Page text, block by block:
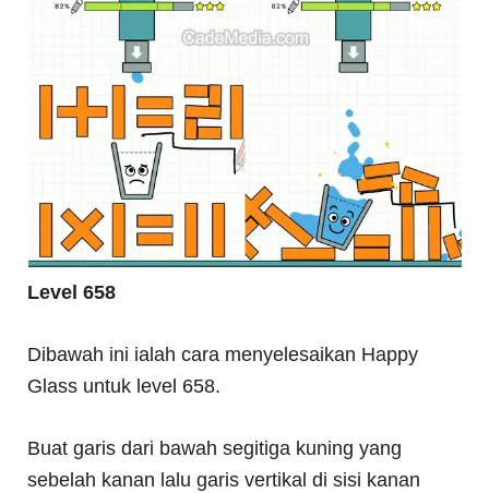
Level 658
Dibawah ini ialah cara menyelesaikan Happy
Glass untuk level 658.
Buat garis dari bawah segitiga kuning yang
sebelah kanan lalu garis vertikal di sisi kanan